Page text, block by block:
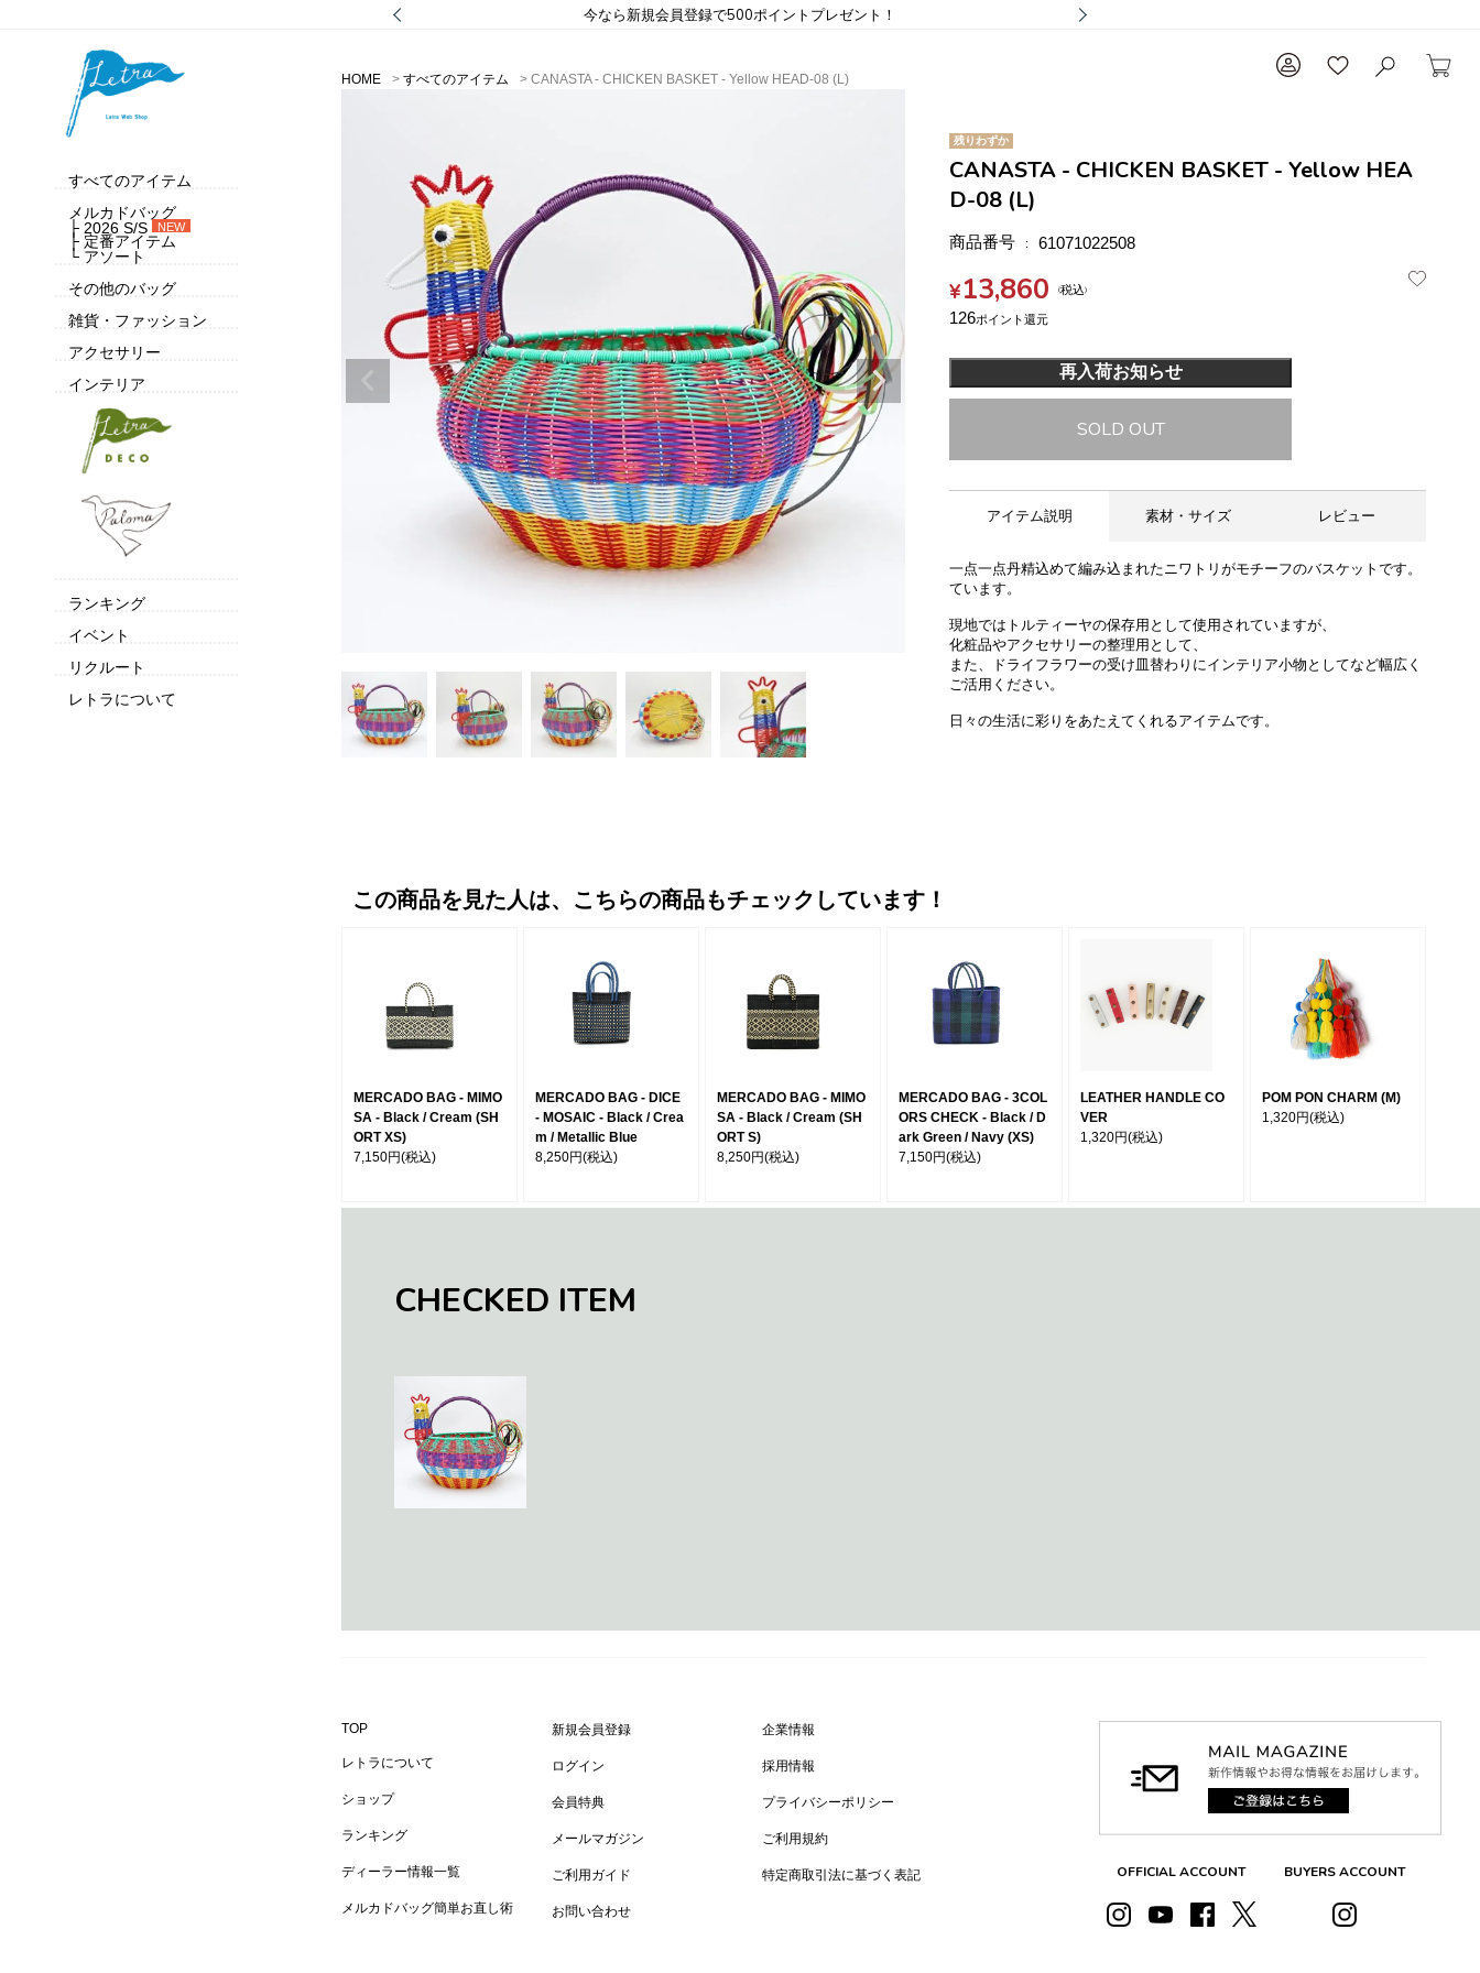
今なら新規会員登録で500ポイントプレゼント！
すべてのアイテム
メルカドバッグ
├ 2026 S/S
NEW
├ 定番アイテム
└ アソート
その他のバッグ
雑貨・ファッション
アクセサリー
インテリア
ランキング
イベント
リクルート
レトラについて
HOME すべてのアイテム CANASTA - CHICKEN BASKET - Yellow HEAD-08 (L)
残りわずか
CANASTA - CHICKEN BASKET - Yellow HEA
D-08 (L)
商品番号 61071022508
¥13,860 税込
126
再入荷お知らせ
SOLD OUT
アイテム説明 素材・サイズ レビュー
一点一点丹精込めて編み込まれたニワトリがモチーフのバスケットです。
ています。
現地ではトルティーヤの保存用として使用されていますが、
化粧品やアクセサリーの整理用として、
また、ドライフラワーの受け皿替わりにインテリア小物としてなど幅広く
ご活用ください。
日々の生活に彩りをあたえてくれるアイテムです。
この商品を見た人は、こちらの商品もチェックしています！
MERCADO BAG - MIMO
SA - Black / Cream (SH
ORT XS)
7,150円(税込)
MERCADO BAG - DICE
- MOSAIC - Black / Crea
m / Metallic Blue
8,250円(税込)
MERCADO BAG - MIMO
SA - Black / Cream (SH
ORT S)
8,250円(税込)
MERCADO BAG - 3COL
ORS CHECK - Black / D
ark Green / Navy (XS)
7,150円(税込)
LEATHER HANDLE CO
VER
1,320円(税込)
POM PON CHARM (M)
1,320円(税込)
CHECKED ITEM
TOP
レトラについて
ショップ
ランキング
ディーラー情報一覧
メルカドバッグ簡単お直し術
新規会員登録
ログイン
会員特典
メールマガジン
ご利用ガイド
お問い合わせ
企業情報
採用情報
プライバシーポリシー
ご利用規約
特定商取引法に基づく表記 OFFICIAL ACCOUNT BUYERS ACCOUNT